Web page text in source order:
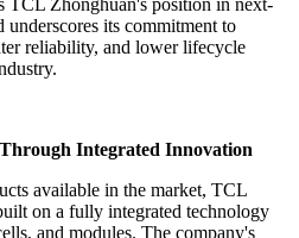
/PRNewswire/ -- TCL Zhonghuan
Technology Co., Ltd.")
generation BC (back-contact) high-
base this month,
combination of proprietary BC
wafer technology, the new module
and 680W power output,
for utility-scale and
applications.